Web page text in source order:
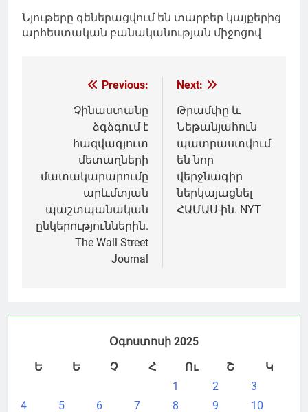
Նյութերը գեներացվում են տարբեր կայքերից
արհեստական բանականության միջոցով
Գրառումների
նավարկումը
Previous:
Չինաստանը
ձգձգում է
հազվագյուտ
մետաղների
մատակարարումը
արևմտյան
պաշտպանական
ընկերություններին.
The Wall Street
Journal
Next:
Թրամփը և
Նեթանյահուն
պատրաստվում
են նոր
վերջնագիր
ներկայացնել
ՀԱՄԱՍ-ին. NYT
Օգոստոսի 2025
Ե
Ե Չ Հ Ու Շ
Կ
1
2
3
4
5 6 7 8 9 10